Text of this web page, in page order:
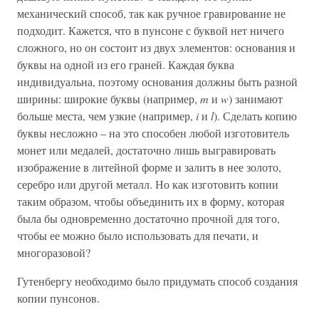
механический способ, так как ручное гравирование не
подходит. Кажется, что в пунсоне с буквой нет ничего
сложного, но он состоит из двух элементов: основания и
буквы на одной из его граней. Каждая буква
индивидуальна, поэтому основания должны быть разной
ширины: широкие буквы (например, m и w) занимают
больше места, чем узкие (например, iи l). Сделать копию
буквы несложно – на это способен любой изготовитель
монет или медалей, достаточно лишь выгравировать
изображение в литейной форме и залить в нее золото,
серебро или другой металл. Но как изготовить копии
таким образом, чтобы объединить их в форму, которая
была бы одновременно достаточно прочной для того,
чтобы ее можно было использовать для печати, и
многоразовой?
Гутенбергу необходимо было придумать способ создания
копии пунсонов.